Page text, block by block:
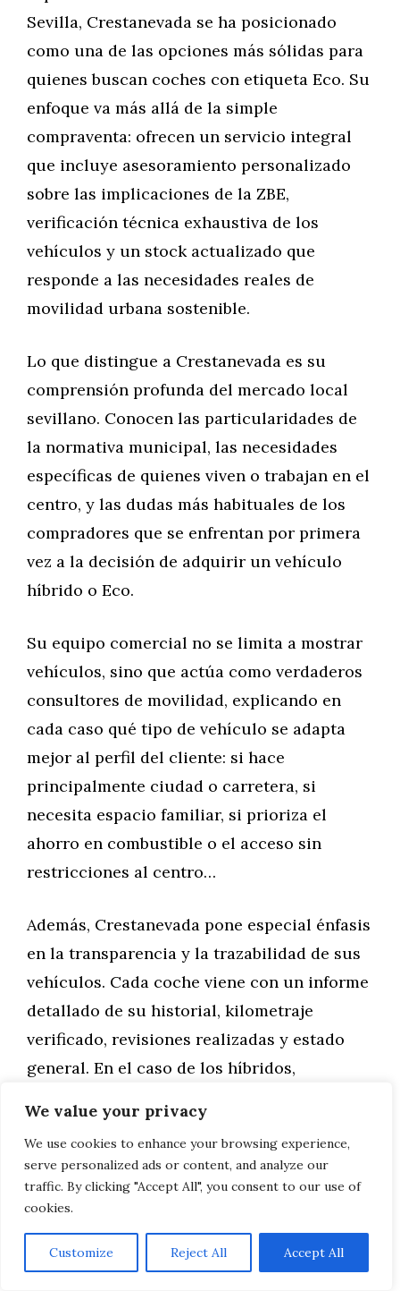
We value your privacy
We use cookies to enhance your browsing experience,
serve personalized ads or content, and analyze our
traffic. By clicking "Accept All", you consent to our use of
cookies.
Customize Reject All Accept All
Sevilla, Crestanevada se ha posicionado
como una de las opciones más sólidas para
quienes buscan coches con etiqueta Eco. Su
enfoque va más allá de la simple
compraventa: ofrecen un servicio integral
que incluye asesoramiento personalizado
sobre las implicaciones de la ZBE,
verificación técnica exhaustiva de los
vehículos y un stock actualizado que
responde a las necesidades reales de
movilidad urbana sostenible.
Lo que distingue a Crestanevada es su
comprensión profunda del mercado local
sevillano. Conocen las particularidades de
la normativa municipal, las necesidades
específicas de quienes viven o trabajan en el
centro, y las dudas más habituales de los
compradores que se enfrentan por primera
vez a la decisión de adquirir un vehículo
híbrido o Eco.
Su equipo comercial no se limita a mostrar
vehículos, sino que actúa como verdaderos
consultores de movilidad, explicando en
cada caso qué tipo de vehículo se adapta
mejor al perfil del cliente: si hace
principalmente ciudad o carretera, si
necesita espacio familiar, si prioriza el
ahorro en combustible o el acceso sin
restricciones al centro…
Además, Crestanevada pone especial énfasis
en la transparencia y la trazabilidad de sus
vehículos. Cada coche viene con un informe
detallado de su historial, kilometraje
verificado, revisiones realizadas y estado
general. En el caso de los híbridos,
el estado del sistema híbrido y la batería,
algo que no todos los vendedores de
ocasión están capacitados o dispuestos a
ofrecer.
Otro aspecto destacable es su servicio